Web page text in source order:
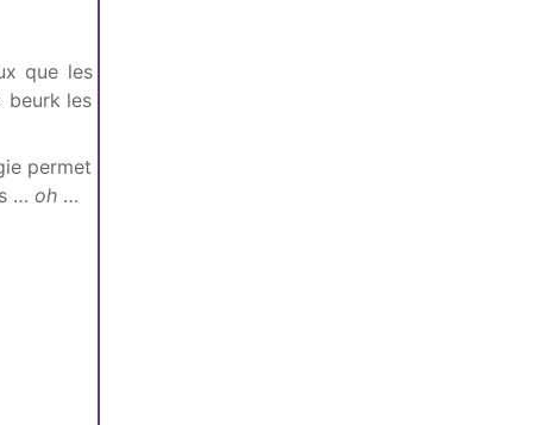
que les
beurk les
permet
…oh …